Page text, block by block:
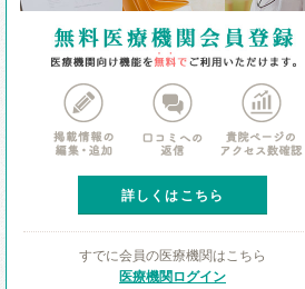
詳しくはこちら
すでに会員の医療機関はこちら
医療機関ログイン